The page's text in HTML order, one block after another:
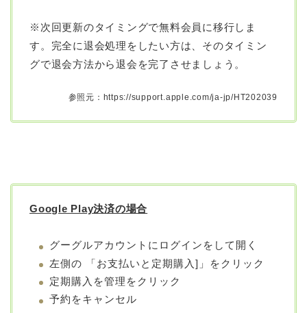
※次回更新のタイミングで無料会員に移行しま
す。完全に退会処理をしたい方は、そのタイミン
グで退会方法から退会を完了させましょう。
参照元：https://support.apple.com/ja-jp/HT202039
Google Play決済の場合
グーグルアカウントにログインをして開く
左側の 「お支払いと定期購入]」をクリック
定期購入を管理をクリック
予約をキャンセル